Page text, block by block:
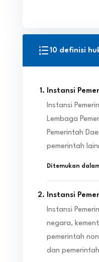
10 definisi
Instansi
Instansi
Lembaga
Pemerintah
pemerintah
Ditemukan
Instansi
Instansi
negara,
pemerintah
dan